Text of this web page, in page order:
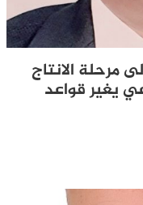
مرحلة الانتاج
يغير قواعد